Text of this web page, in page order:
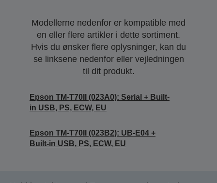
Modellerne nedenfor er kompatible med
en eller flere artikler i dette sortiment.
Hvis du ønsker flere oplysninger, kan du
se linksene nedenfor eller vejledningen
til dit produkt.
Epson TM-T70II (023A0): Serial + Built-
in USB, PS, ECW, EU
Epson TM-T70II (023B2): UB-E04 +
Built-in USB, PS, ECW, EU